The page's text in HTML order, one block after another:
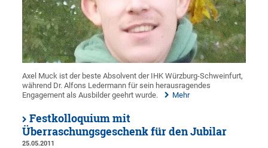
Axel Muck ist der beste Absolvent der IHK Würzburg-Schweinfurt,
während Dr. Alfons Ledermann für sein herausragendes
Engagement als Ausbilder geehrt wurde.
Mehr
Festkolloquium mit
Überraschungsgeschenk für den Jubilar
25.05.2011